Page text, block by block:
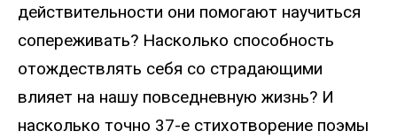
действительности они помогают научиться
сопереживать? Насколько способность
отождествлять себя со страдающими
влияет на нашу повседневную жизнь? И
насколько точно 37-е стихотворение поэмы